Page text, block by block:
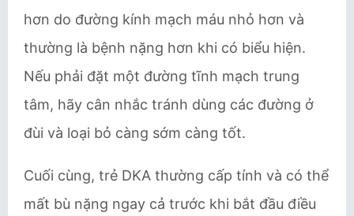
hơn do đường kính mạch máu nhỏ hơn và
thường là bệnh nặng hơn khi có biểu hiện.
Nếu phải đặt một đường tĩnh mạch trung
tâm, hãy cân nhắc tránh dùng các đường ở
đùi và loại bỏ càng sớm càng tốt.
Cuối cùng, trẻ DKA thường cấp tính và có thể
mất bù nặng ngay cả trước khi bắt đầu điều